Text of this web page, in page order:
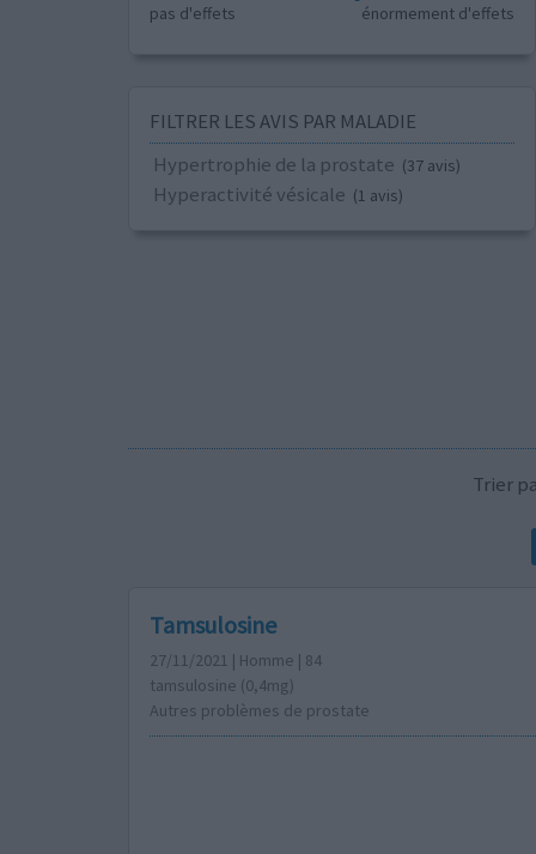
pas d'effets énormement d'effets
FILTRER LES AVIS PAR MALADIE
Hypertrophie de la prostate (37 avis)
Hyperactivité vésicale (1 avis)
Trier
Tamsulosine
27/11/2021 | Homme | 84
tamsulosine (0,4mg)
Autres problèmes de prostate